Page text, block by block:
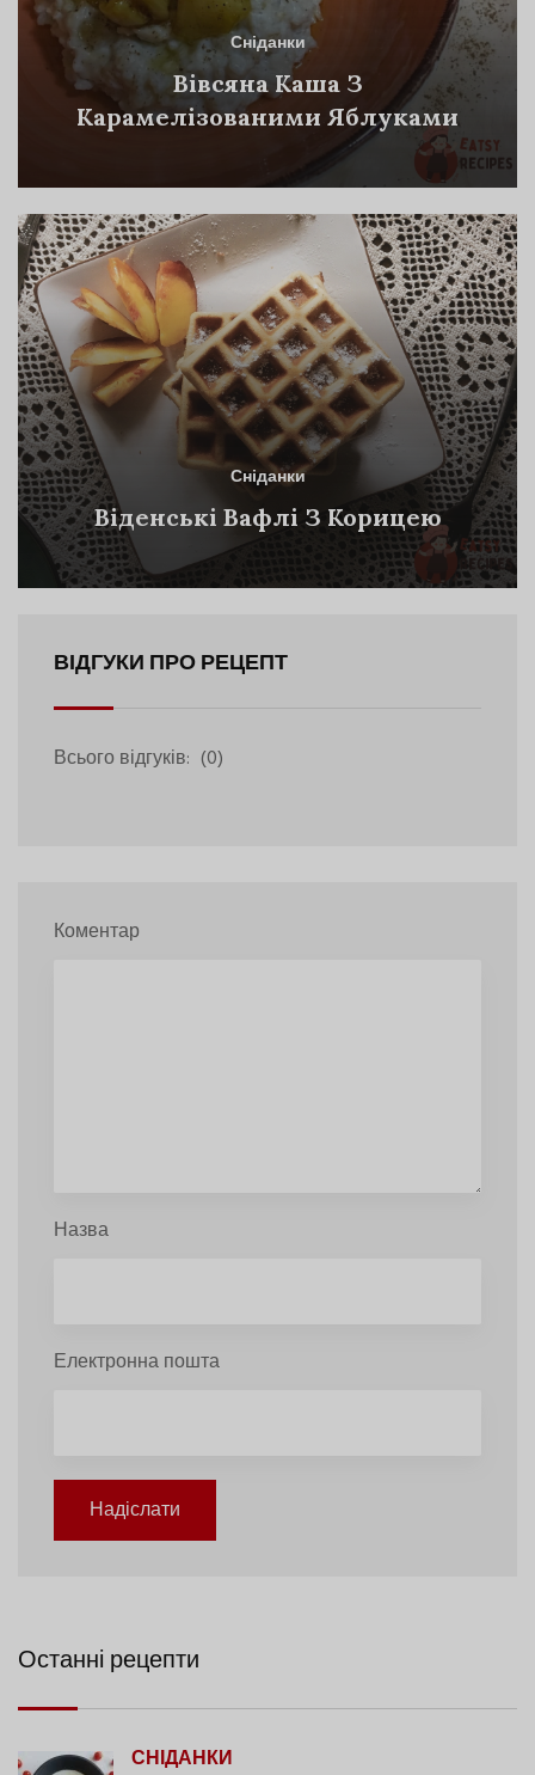
Сніданки
Вівсяна Каша З
Карамелізованими Яблуками
Сніданки
Віденські Вафлі З Корицею
ВІДГУКИ ПРО РЕЦЕПТ
Всього відгуків: (0)
Коментар
Назва
Електронна пошта
Надіслати
Останні рецепти
СНІДАНКИ